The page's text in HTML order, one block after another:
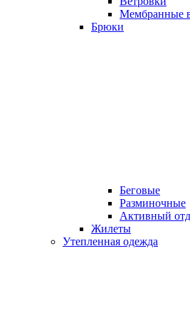
Мембранные
Брюки
Беговые
Разминочные
Активный
Жилеты
Утепленная одежда